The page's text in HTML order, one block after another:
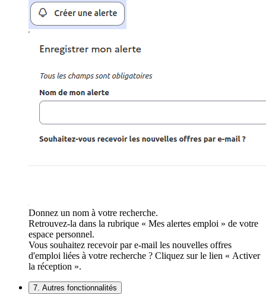
Donnez un nom à votre recherche.
Retrouvez-la dans la rubrique « Mes alertes emploi » de votre
espace personnel.
Vous souhaitez recevoir par e-mail les nouvelles offres
d'emploi liées à votre recherche ? Cliquez sur le lien « Activer
la réception ».
7. Autres fonctionnalités